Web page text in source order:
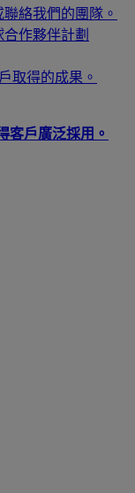
絡我們的團隊。
作夥伴計劃
取得的成果。
客戶廣泛採用。